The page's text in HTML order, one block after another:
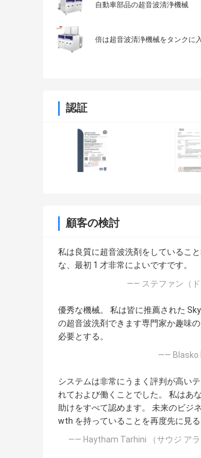
自動車部品の超音波清浄機械
倍は超音波清浄機械をタンクに
認証
顧客の検討
私は良質に超音波洗剤をしているこ
な、最初 1 才非常によいですです。
—— ステファン（ド
優秀な機械。 私は皆に推薦された
の超音波洗剤できます専門家か趣味
必要とする。
—— Blasko
システムは非常にうまく評判が高いテ
れておよび働くことでした。 私はあ
助けをすべて認めます。 未来のビジ
wth を持っていることを再度先に見る
—— Haytham Tarhini （サウジ アラ